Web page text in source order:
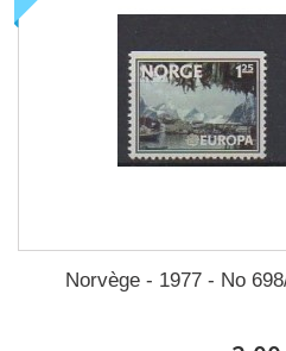
Norvège - 1977 - No